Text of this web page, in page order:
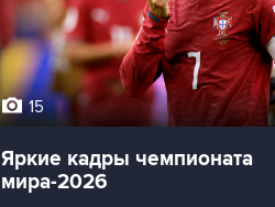
15
Яркие кадры чемпионата
мира-2026